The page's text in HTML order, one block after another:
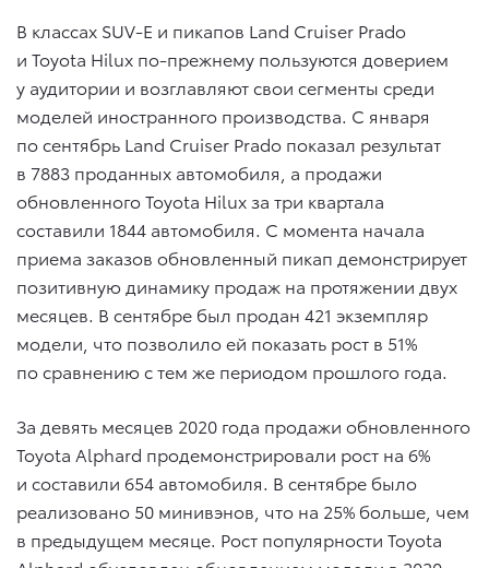
В классах SUV-E и пикапов Land Cruiser Prado
и Toyota Hilux по-прежнему пользуются доверием
у аудитории и возглавляют свои сегменты среди
моделей иностранного производства. С января
по сентябрь Land Cruiser Prado показал результат
в 7883 проданных автомобиля, а продажи
обновленного Toyota Hilux за три квартала
составили 1844 автомобиля. С момента начала
приема заказов обновленный пикап демонстрирует
позитивную динамику продаж на протяжении двух
месяцев. В сентябре был продан 421 экземпляр
модели, что позволило ей показать рост в 51%
по сравнению с тем же периодом прошлого года.
За девять месяцев 2020 года продажи обновленного
Toyota Alphard продемонстрировали рост на 6%
и составили 654 автомобиля. В сентябре было
реализовано 50 минивэнов, что на 25% больше, чем
в предыдущем месяце. Рост популярности Toyota